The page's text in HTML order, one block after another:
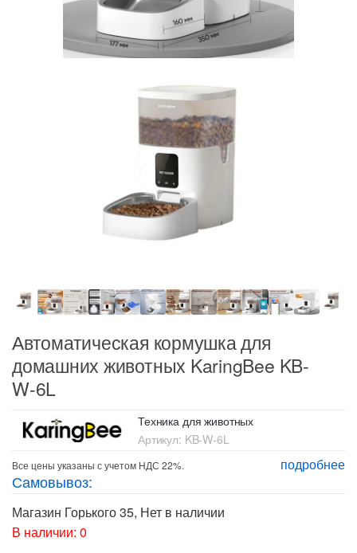
Автоматическая кормушка для
домашних животных KaringBee KB-
W-6L
Техника для животных
Артикул: KB-W-6L
подробнее
Все цены указаны с учетом НДС 22%.
Самовывоз:
Магазин Горького 35, Нет в наличии
В наличии: 0